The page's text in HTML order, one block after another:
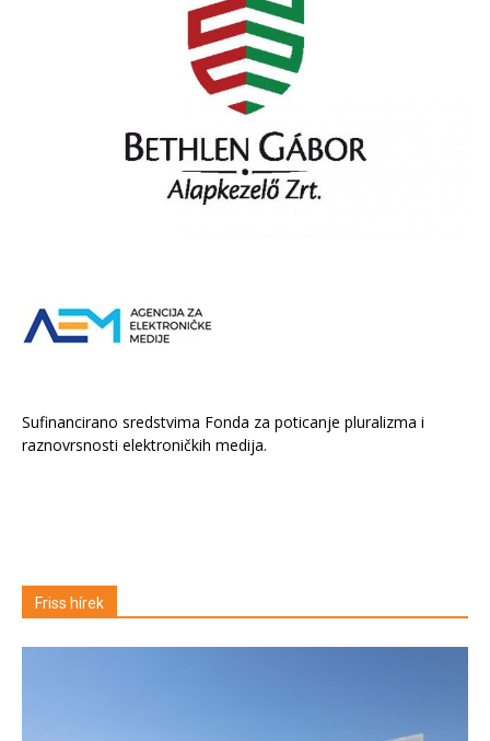
Sufinancirano sredstvima Fonda za poticanje pluralizma i
raznovrsnosti elektroničkih medija.
Friss hírek